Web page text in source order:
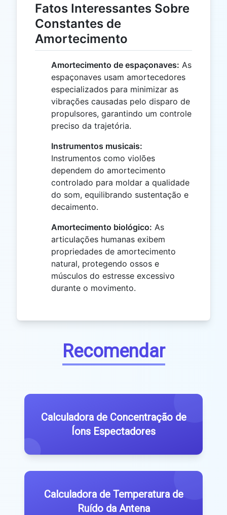
Fatos Interessantes Sobre
Constantes de
Amortecimento
Amortecimento de espaçonaves: As
espaçonaves usam amortecedores
especializados para minimizar as
vibrações causadas pelo disparo de
propulsores, garantindo um controle
preciso da trajetória.
Instrumentos musicais:
Instrumentos como violões
dependem do amortecimento
controlado para moldar a qualidade
do som, equilibrando sustentação e
decaimento.
Amortecimento biológico: As
articulações humanas exibem
propriedades de amortecimento
natural, protegendo ossos e
músculos do estresse excessivo
durante o movimento.
Recomendar
Calculadora de Concentração de
Íons Espectadores
Calculadora de Temperatura de
Ruído da Antena